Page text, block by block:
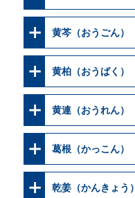
黄芩（おうごん）
黄柏（おうばく）
黄連（おうれん）
葛根（かっこん）
乾姜（かんきょう）